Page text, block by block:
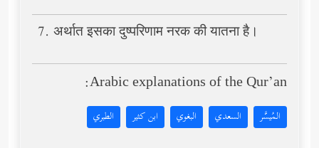
7. अर्थात इसका दुष्परिणाम नरक की यातना है।
Arabic explanations of the Qur’an:
المُيسَّر السعدي البغوي ابن كثير الطبري